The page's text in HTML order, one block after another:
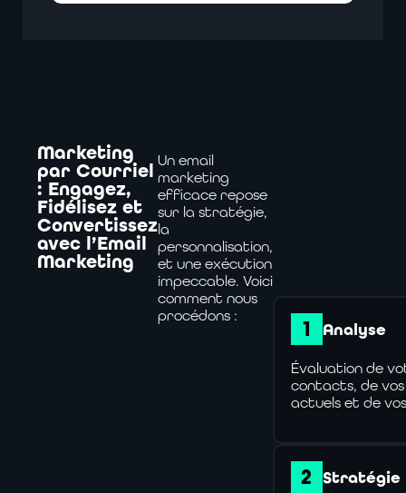
Marketing
par Courriel
: Engagez,
Fidélisez et
Convertissez
avec l’Email
Marketing
Un email
marketing
efficace repose
sur la stratégie,
la
personnalisation,
et une exécution
impeccable. Voici
comment nous
procédons :
Analyse
Évaluation de
contacts, de
actuels et de
Stratégie